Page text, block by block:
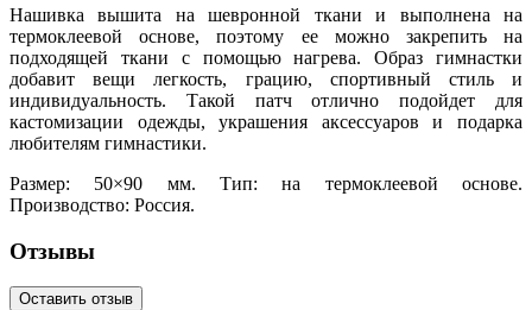
Нашивка вышита на шевронной ткани и выполнена на
термоклеевой основе, поэтому ее можно закрепить на
подходящей ткани с помощью нагрева. Образ гимнастки
добавит вещи легкость, грацию, спортивный стиль и
индивидуальность. Такой патч отлично подойдет для
кастомизации одежды, украшения аксессуаров и подарка
любителям гимнастики.
Размер: 50×90 мм. Тип: на термоклеевой основе.
Производство: Россия.
Отзывы
Оставить отзыв